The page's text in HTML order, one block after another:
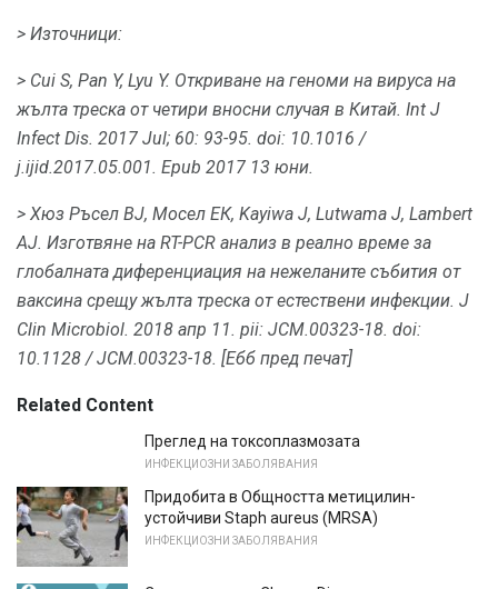
> Източници:
> Cui S, Pan Y, Lyu Y. Откриване на геноми на вируса на
жълта треска от четири вносни случая в Китай. Int J
Infect Dis. 2017 Jul; 60: 93-95. doi: 10.1016 /
j.ijid.2017.05.001. Epub 2017 13 юни.
> Хюз Ръсел BJ, Мосел ЕК, Kayiwa J, Lutwama J, Lambert
AJ. Изготвяне на RT-PCR анализ в реално време за
глобалната диференциация на нежеланите събития от
ваксина срещу жълта треска от естествени инфекции. J
Clin Microbiol. 2018 апр 11. pii: JCM.00323-18. doi:
10.1128 / JCM.00323-18. [Ебб пред печат]
Related Content
Преглед на токсоплазмозата
ИНФЕКЦИОЗНИ ЗАБОЛЯВАНИЯ
Придобита в Общността метицилин-
устойчиви Staph aureus (MRSA)
ИНФЕКЦИОЗНИ ЗАБОЛЯВАНИЯ